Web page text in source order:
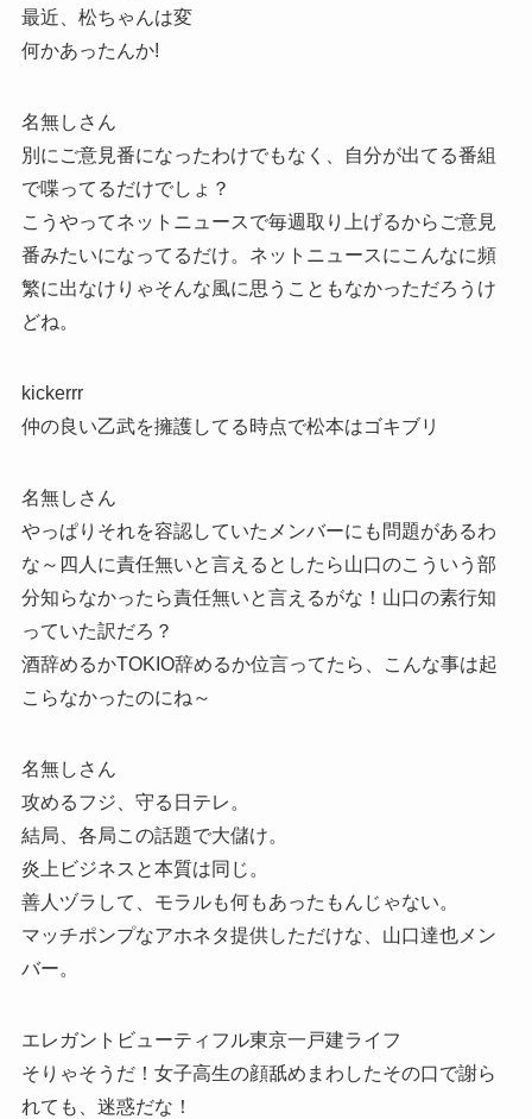
最近、松ちゃんは変
何かあったんか!
名無しさん
別にご意見番になったわけでもなく、自分が出てる番組
で喋ってるだけでしょ？
こうやってネットニュースで毎週取り上げるからご意見
番みたいになってるだけ。ネットニュースにこんなに頻
繁に出なけりゃそんな風に思うこともなかっただろうけ
どね。
kickerrr
仲の良い乙武を擁護してる時点で松本はゴキブリ
名無しさん
やっぱりそれを容認していたメンバーにも問題があるわ
な～四人に責任無いと言えるとしたら山口のこういう部
分知らなかったら責任無いと言えるがな！山口の素行知
っていた訳だろ？
酒辞めるかTOKIO辞めるか位言ってたら、こんな事は起
こらなかったのにね～
名無しさん
攻めるフジ、守る日テレ。
結局、各局この話題で大儲け。
炎上ビジネスと本質は同じ。
善人ヅラして、モラルも何もあったもんじゃない。
マッチポンプなアホネタ提供しただけな、山口達也メン
バー。
エレガントビューティフル東京一戸建ライフ
そりゃそうだ！女子高生の顔舐めまわしたその口で謝ら
れても、迷惑だな！